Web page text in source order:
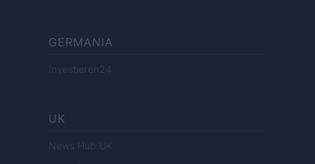
GERMANIA
Investieren24
UK
News Hub UK